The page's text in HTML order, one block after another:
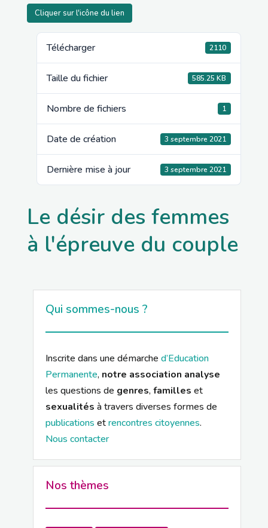
Cliquer sur l'icône du lien
Télécharger 2110
Taille du fichier 585.25 KB
Nombre de fichiers 1
Date de création 3 septembre 2021
Dernière mise à jour 3 septembre 2021
Le désir des femmes
à l'épreuve du couple
Qui sommes-nous ?
Inscrite dans une démarche d’Education
Permanente, notre association analyse
les questions de genres,familles et
sexualités à travers diverses formes de
publications etrencontres citoyennes.
Nous contacter
Nos thèmes